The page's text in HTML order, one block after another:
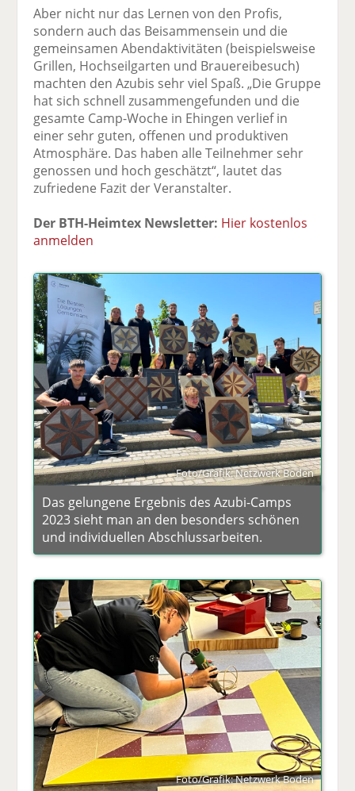
Aber nicht nur das Lernen von den Profis,
sondern auch das Beisammensein und die
gemeinsamen Abendaktivitäten (beispielsweise
Grillen, Hochseilgarten und Brauereibesuch)
machten den Azubis sehr viel Spaß. „Die Gruppe
hat sich schnell zusammengefunden und die
gesamte Camp-Woche in Ehingen verlief in
einer sehr guten, offenen und produktiven
Atmosphäre. Das haben alle Teilnehmer sehr
genossen und hoch geschätzt“, lautet das
zufriedene Fazit der Veranstalter.
Der BTH-Heimtex Newsletter: Hier kostenlos
anmelden
Foto/Grafik: Netzwerk Boden
Das gelungene Ergebnis des Azubi-Camps
2023 sieht man an den besonders schönen
und individuellen Abschlussarbeiten.
Foto/Grafik: Netzwerk Boden